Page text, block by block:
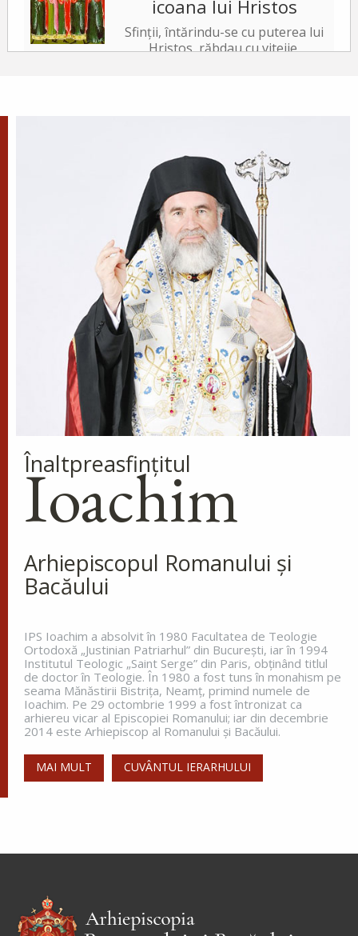
icoana lui Hristos
Sfinții, întărindu-se cu puterea lui
Hristos, răbdau cu vitejie,
✝) Duminica a 10-a după
Rusalii (Vindecarea
lunaticului)
În vremea aceea s-a apropiat de
Iisus un om, îngenunchind
înaintea Lui și zicându-I: Doamne, miluiește pe
fiul meu, că este lunatic și pătimește rău,
căci adesea...
Apostolul zilei
Fraților, mi se pare că Dumnezeu, pe noi, apostolii,
ne-a arătat ca pe cei din urmă oameni, ca pe niște
osândiți la moarte, fiindcă ne-am făcut priveliște
lumii și îngerilor și...
Evanghelia zilei
În vremea aceea s-a apropiat de Iisus un om,
miluiește pe fiul meu, că este lunatic și pătimește
rău, căci adesea cade în...
doxologia.ro
Preia articolele Doxologia în site-ul tău!
Înaltpreasfinţitul
Ioachim
Arhiepiscopul Romanului și
Bacăului
IPS Ioachim a absolvit în 1980 Facultatea de Teologie
Ortodoxă „Justinian Patriarhul” din Bucureşti, iar în 1994
Institutul Teologic „Saint Serge” din Paris, obţinând titlul
de doctor în Teologie. În 1980 a fost tuns în monahism pe
seama Mănăstirii Bistriţa, Neamţ, primind numele de
Ioachim. Pe 29 octombrie 1999 a fost întronizat ca
arhiereu vicar al Episcopiei Romanului; iar din decembrie
2014 este Arhiepiscop al Romanului și Bacăului.
MAI MULT CUVÂNTUL IERARHULUI